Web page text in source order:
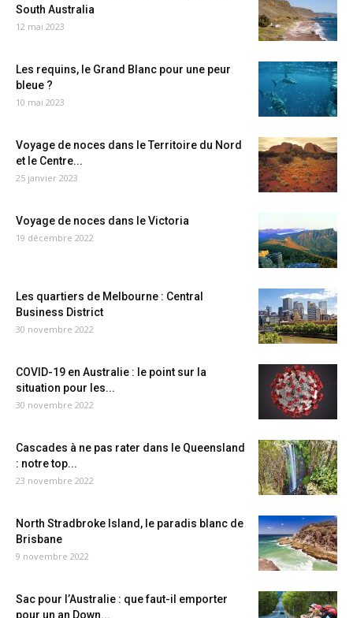
South Australia
12 mai 2023
Les requins, le Grand Blanc pour une peur
bleue ?
10 mai 2023
Voyage de noces dans le Territoire du Nord
et le Centre...
25 janvier 2023
Voyage de noces dans le Victoria
19 décembre 2022
Les quartiers de Melbourne : Central
Business District
30 novembre 2022
COVID-19 en Australie : le point sur la
situation pour les...
30 novembre 2022
Cascades à ne pas rater dans le Queensland
: notre top...
23 novembre 2022
North Stradbroke Island, le paradis blanc de
Brisbane
9 novembre 2022
Sac pour l’Australie : que faut-il emporter
pour un an Down...